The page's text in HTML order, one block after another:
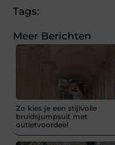
Tags:
Meer Berichten
Zo kies je een stijlvolle
bruidsjumpsuit met
outletvoordeel